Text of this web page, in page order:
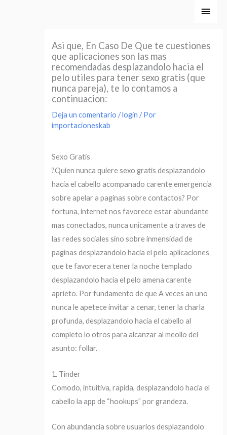
Asi que, En Caso De Que te cuestiones
que aplicaciones son las mas
recomendadas desplazandolo hacia el
pelo utiles para tener sexo gratis (que
nunca pareja), te lo contamos a
continuacion:
Deja un comentario /login / Por
importacioneskab
Sexo Gratis
?Quien nunca quiere sexo gratis desplazandolo
hacia el cabello acompanado carente emergencia
sobre apelar a paginas sobre contactos? Por
fortuna, internet nos favorece estar abundante
mas conectados, nunca unicamente a traves de
las redes sociales sino sobre inmensidad de
paginas desplazandolo hacia el pelo aplicaciones
que te favorecera tener la noche templado
desplazandolo hacia el pelo amena carente
aprieto. Por fundamento de que A veces an uno
nunca le apetece invitar a cenar, tener la charla
profunda, desplazandolo hacia el cabello al
completo lo otros para alcanzar al meollo del
asunto: follar.
1. Tinder
Comodo, intuitiva, rapida, desplazandolo hacia el
cabello la app de “hookups” por grandeza.
Con abundancia sobre usuarios desplazandolo